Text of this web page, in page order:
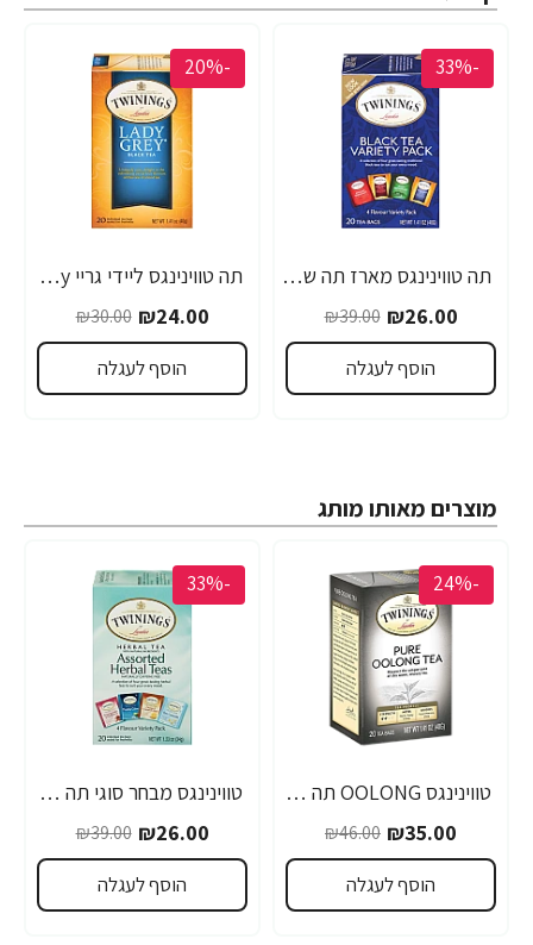
-33%
תה טווינינגס מארז תה שחור Pack Black Tea בשקיות 20 יחידות - מבית Twinings
₪26.00
₪39.00
הוסף לעגלה
-20%
תה טווינינגס ליידי גריי Lady Grey בשקיות 20 יחידות - מבית Twinings
₪24.00
₪30.00
הוסף לעגלה
מוצרים מאותו מותג
-24%
טווינינגס OOLONG תה סיני ירוק אולונג 20 שקיות - מבית Twinings
₪35.00
₪46.00
הוסף לעגלה
-33%
טווינינגס מבחר סוגי תה צמחים נטול קפאין 20 שקיקי - מבית Twinings
₪26.00
₪39.00
הוסף לעגלה